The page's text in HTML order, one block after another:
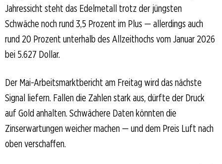
Jahressicht steht das Edelmetall trotz der jüngsten
Schwäche noch rund 3,5 Prozent im Plus — allerdings auch
rund 20 Prozent unterhalb des Allzeithochs vom Januar 2026
bei 5.627 Dollar.
Der Mai-Arbeitsmarktbericht am Freitag wird das nächste
Signal liefern. Fallen die Zahlen stark aus, dürfte der Druck
auf Gold anhalten. Schwächere Daten könnten die
Zinserwartungen weicher machen — und dem Preis Luft nach
oben verschaffen.